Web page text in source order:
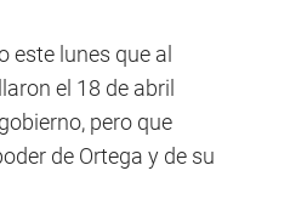
este lunes que al
el 18 de abril
pero que
de Ortega y de su